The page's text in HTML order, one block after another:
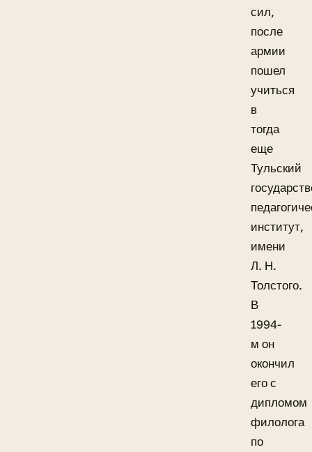
сил,
после
армии
пошел
учиться
в
тогда
еще
Тульский
институт,
имени
Л. Н.
Толстого.
В
1994-
м он
окончил
его с
дипломом
филолога
по